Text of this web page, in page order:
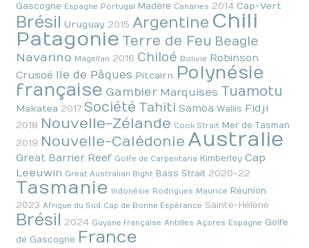
Gascogne Espagne Portugal Madère Canaries 2014 Cap-Vert
Brésil Uruguay 2015Argentine Chili
Patagonie Terre de Feu Beagle
Navarino Magellan 2016 Chiloé Bolivie Robinson
Crusoé
Ile de Pâques Pitcairn Polynésie
française Gambier Marquises Tuamotu
Makatea 2017Société Tahiti Samoa Wallis Fidji
2018 Nouvelle-Zélande Cook Strait Mer de Tasman
2019 Nouvelle-Calédonie Australie
Great Barrier Reef Golfe de Carpentaria Kimberley Cap
Leeuwin Great Australian Bight Bass Strait 2020-22
Tasmanie Indonésie Rodrigues Maurice Réunion
2023Afrique du Sud Cap de Bonne Espérance Sainte-Hélène
Brésil 2024 Guyane française Antilles Açores Espagne Golfe
de Gascogne France